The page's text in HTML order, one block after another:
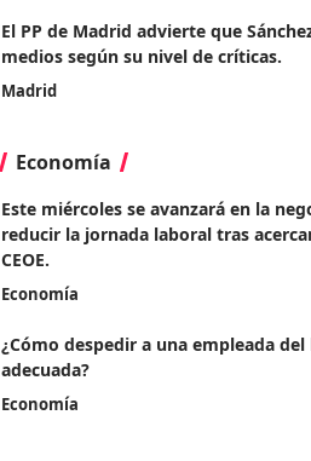
El PP de Madrid advierte que
medios según su nivel de críticas.
Madrid
Economía
Este miércoles se avanzará en la
reducir la jornada laboral tras
CEOE.
Economía
¿Cómo despedir a una empleada
adecuada?
Economía